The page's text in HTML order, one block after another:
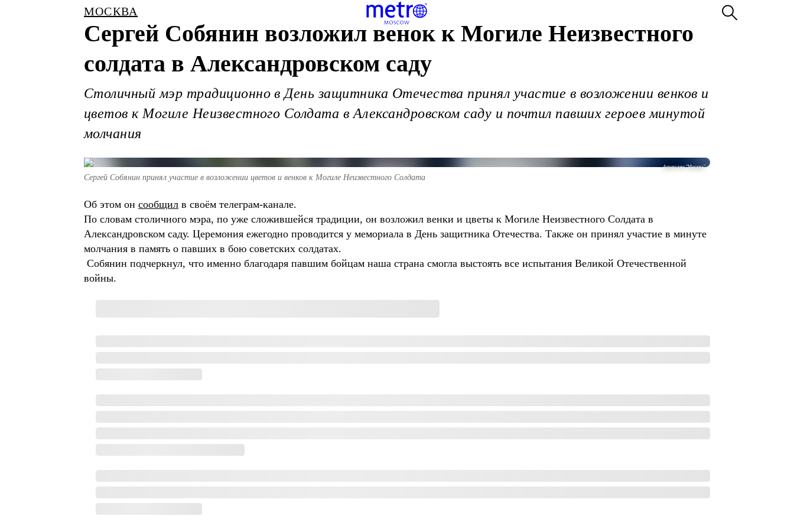
МОСКВА
Сергей Собянин возложил венок к Могиле Неизвестного
солдата в Александровском саду
Столичный мэр традиционно в День защитника Отечества принял участие в возложении венков и
цветов к Могиле Неизвестного Солдата в Александровском саду и почтил павших героев минутой
молчания
Агентство "Москва"
Сергей Собянин принял участие в возложении цветов и венков к Могиле Неизвестного Солдата
Об этом он сообщил в своём телеграм-канале.
По словам столичного мэра, по уже сложившейся традиции, он возложил венки и цветы к Могиле Неизвестного Солдата в
Александровском саду. Церемония ежегодно проводится у мемориала в День защитника Отечества. Также он принял участие в минуте
молчания в память о павших в бою советских солдатах.
Собянин подчеркнул, что именно благодаря павшим бойцам наша страна смогла выстоять все испытания Великой Отечественной
войны.